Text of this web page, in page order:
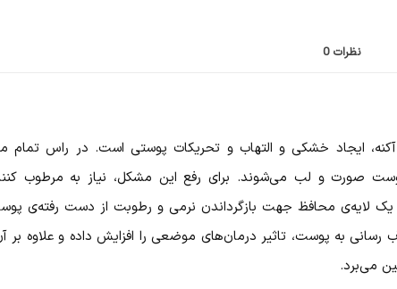
نظرات0
ایجاد خشکی و التهاب و تحریکات پوستی است. در راس تمام
صورت و لب می‌شوند. برای رفع این مشکل، نیاز به مرطوب
لایه‌ی محافظ جهت بازگرداندن نرمی و رطوبت از دست رفته‌ی
به پوست، تاثیر درمان‌های موضعی را افزایش داده و علاوه بر
می‌برد.